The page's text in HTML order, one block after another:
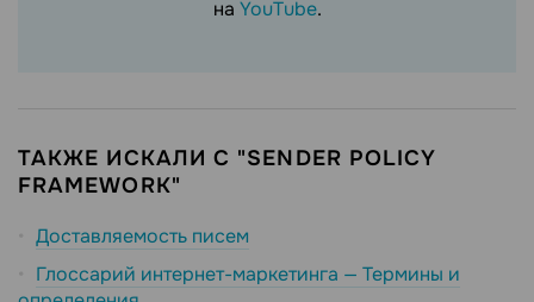
на YouTube.
ТАКЖЕ ИСКАЛИ С "SENDER POLICY
FRAMEWORK"
Доставляемость писем
Глоссарий интернет-маркетинга — Термины и